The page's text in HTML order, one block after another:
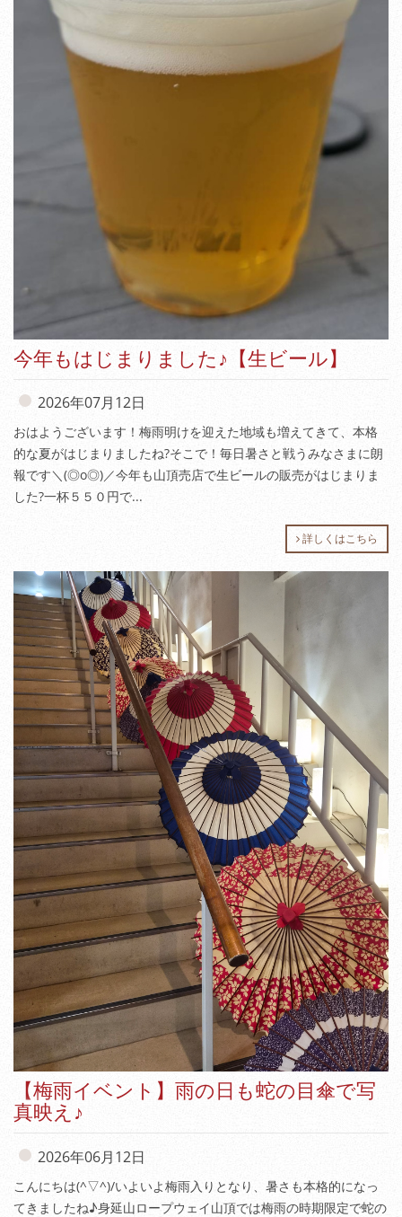
今年もはじまりました♪【生ビール】
2026年07月12日
おはようございます！梅雨明けを迎えた地域も増えてきて、本格
的な夏がはじまりましたね?そこで！毎日暑さと戦うみなさまに朗
報です＼(◎o◎)／今年も山頂売店で生ビールの販売がはじまりま
した?一杯５５０円で...
詳しくはこちら
【梅雨イベント】雨の日も蛇の目傘で写
真映え♪
2026年06月12日
こんにちは(^▽^)/いよいよ梅雨入りとなり、暑さも本格的になっ
てきましたね♪身延山ロープウェイ山頂では梅雨の時期限定で蛇の